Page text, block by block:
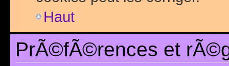
Haut
PrÃ©fÃ©rences et